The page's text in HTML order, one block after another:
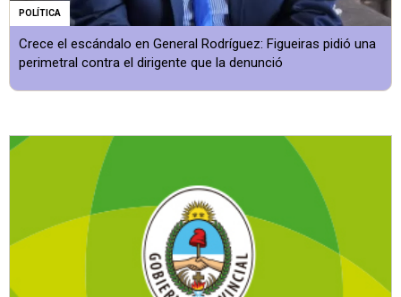
POLÍTICA
Crece el escándalo en General Rodríguez: Figueiras pidió una
perimetral contra el dirigente que la denunció